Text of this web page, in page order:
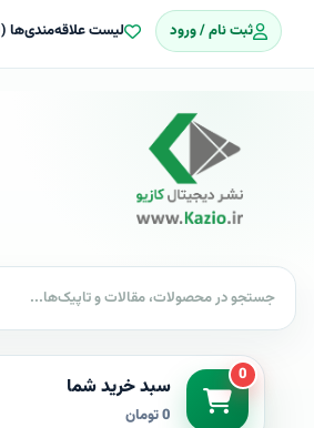
ثبت نام / ورود لیست علاقه‌مندی‌ها (0)
0 سبد خرید شما
0 تومان